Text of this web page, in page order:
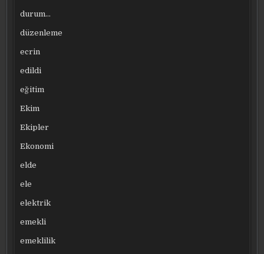
durum…
düzenleme
ecrin
edildi
eğitim
Ekim
Ekipler
Ekonomi
elde
ele
elektrik
emekli
emeklilik